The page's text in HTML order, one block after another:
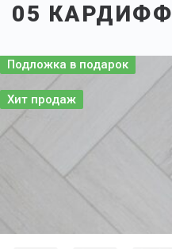
05 КАРДИФФ
Подложка в подарок
Хит продаж